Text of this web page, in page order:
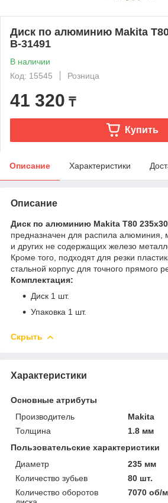
Диск по алюминию Makita
B-31491
В наличии
Код: 15545
Розница
41 320 ₸
Купить
Описание Характеристики
Описание
Диск по алюминию Makita Т80
предназначен для распила алюминия,
и других не содержащих железо
Кроме того, подходят для резки
стальной корпус для точного прямого
Комплектация:
Диск 1 шт.
Упаковка 1 шт.
Скрыть
Характеристики
Основные атрибуты
Производитель
Makita
Толщина
1.8 мм
Пользовательские характеристики
Диаметр
235 мм
Количество зубьев
80 шт.
Количество оборотов
7070 об/